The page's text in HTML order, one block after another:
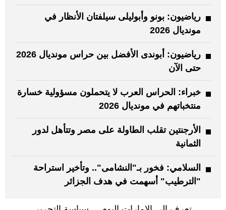
رياضيون: بونو وأبوليلى سيلفتان الأنظار في
مونديال 2026
رياضيون: أبوندى الأفضل بين حراس مونديال 2026
حتى الآن
خبراء: الحراس العرب لا يتحملون مسؤولية خسارة
منتخباتهم في مونديال 2026
الأرجنتين تقلب الطاولة على مصر وتتأهل لدور
الثمانية
السلامي: فخور بـ"النشامى".. وتأخير استراحة
"الترطيب" أسهمت في هدف الجزائر